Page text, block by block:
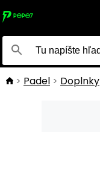
Padel Doplnky